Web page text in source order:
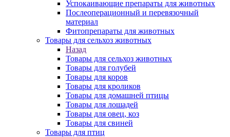
Успокаивающие препараты для животных
Послеоперационный и перевязочный
материал
Фитопрепараты для животных
Товары для сельхоз животных
Назад
Товары для сельхоз животных
Товары для голубей
Товары для коров
Товары для кроликов
Товары для домашней птицы
Товары для лошадей
Товары для овец, коз
Товары для свиней
Товары для птиц